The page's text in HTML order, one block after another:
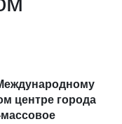
центре города
массовое